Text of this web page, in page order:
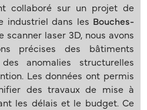
collaboré sur un projet de
industriel dans les Bouches-
scanner laser 3D, nous avons
précises des bâtiments
anomalies structurelles
Les données ont permis
des travaux de mise à
les délais et le budget. Ce